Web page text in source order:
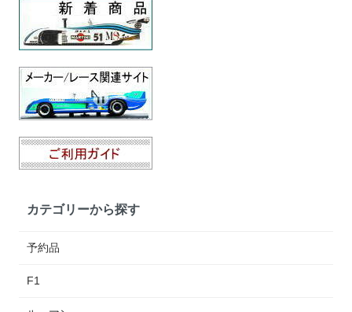
カテゴリーから探す
予約品
F1